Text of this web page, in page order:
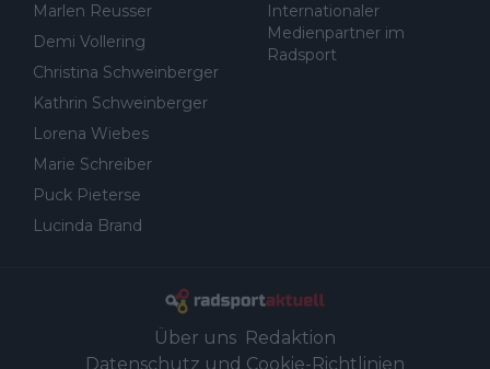
Marlen Reusser
Demi Vollering
Christina Schweinberger
Kathrin Schweinberger
Lorena Wiebes
Marie Schreiber
Puck Pieterse
Lucinda Brand
Internationaler
Medienpartner im
Radsport
Über uns Redaktion
Datenschutz und Cookie-Richtlinien